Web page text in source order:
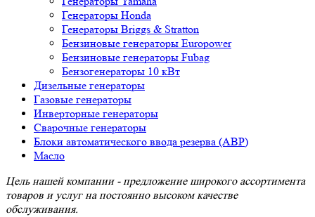
Генераторы Honda
Генераторы Briggs & Stratton
Бензиновые генераторы Europower
Бензиновые генераторы Fubag
Бензогенераторы 10 кВт
Дизельные генераторы
Газовые генераторы
Инверторные генераторы
Сварочные генераторы
Блоки автоматического ввода резерва (АВР)
Масло
Цель нашей компании - предложение широкого ассортимента
товаров и услуг на постоянно высоком качестве
обслуживания.